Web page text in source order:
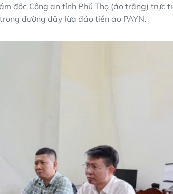
đốc Công an tỉnh Phú Thọ (áo trắng) trực
đường dây lừa đảo tiền ảo PAYN.